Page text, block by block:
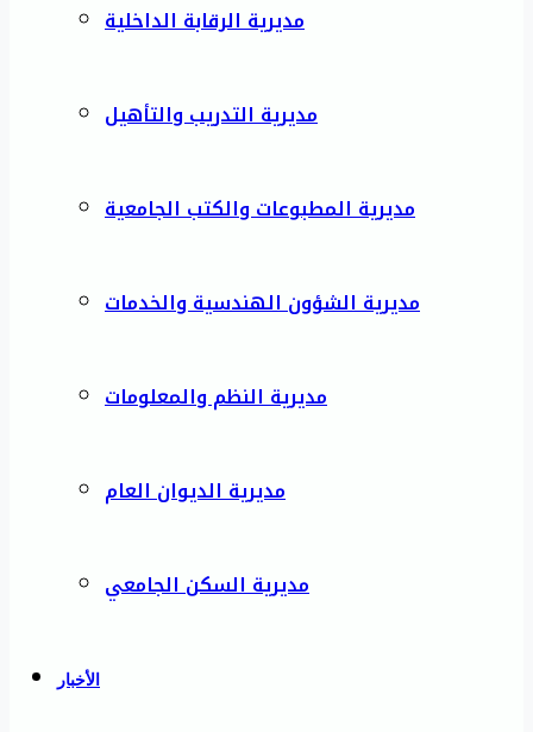
مديرية الرقابة الداخلية
مديرية التدريب والتأهيل
مديرية المطبوعات والكتب الجامعية
مديرية الشؤون الهندسية والخدمات
مديرية النظم والمعلومات
مديرية الديوان العام
مديرية السكن الجامعي
الأخبار